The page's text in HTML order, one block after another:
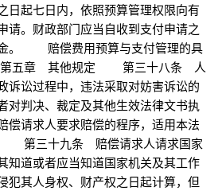
日起七日内，依照预算管理权限向有
请。财政部门应当自收到支付申请之
金。 赔偿费用预算与支付管理的具
第五章 其他规定 第三十八条 人
诉讼过程中，违法采取对妨害诉讼的
对判决、裁定及其他生效法律文书执
偿请求人要求赔偿的程序，适用本法
第三十九条 赔偿请求人请求国家
知道或者应当知道国家机关及其工作
犯其人身权、财产权之日起计算，但